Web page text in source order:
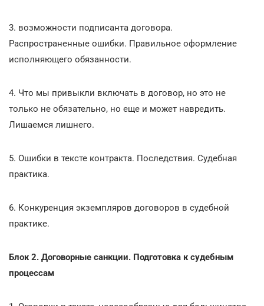
3. возможности подписанта договора.
Распространенные ошибки. Правильное оформление
исполняющего обязанности.
4. Что мы привыкли включать в договор, но это не
только не обязательно, но еще и может навредить.
Лишаемся лишнего.
5. Ошибки в тексте контракта. Последствия. Судебная
практика.
6. Конкуренция экземпляров договоров в судебной
практике.
Блок 2. Договорные санкции. Подготовка к судебным
процессам